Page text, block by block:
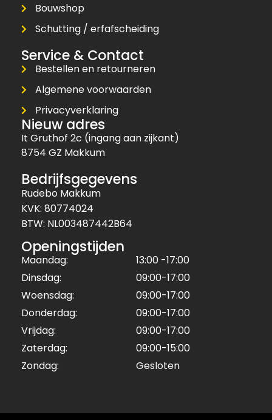
Bouwshop
Schutting / erfafscheiding
Service & Contact
Bestellen en retourneren
Algemene voorwaarden
Privacyverklaring
Nieuw adres
It Gruthof 2c (ingang aan zijkant)
8754 GZ Makkum
Bedrijfsgegevens
Rudebo Makkum
KVK: 80774024
BTW: NL003487442B64
Openingstijden
Maandag:
13:00 -17:00
Dinsdag:
09:00-17:00
Woensdag:
09:00-17:00
Donderdag:
09:00-17:00
Vrijdag:
09:00-17:00
Zaterdag:
09:00-15:00
Zondag:
Gesloten